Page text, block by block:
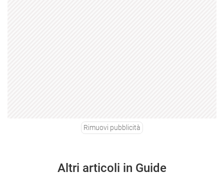
Rimuovi pubblicità
Altri articoli in Guide